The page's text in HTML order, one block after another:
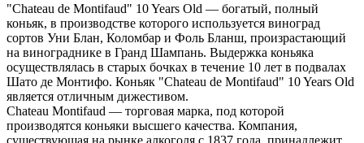
"Chateau de Montifaud" 10 Years Old — богатый, полный
коньяк, в производстве которого используется виноград
сортов Уни Блан, Коломбар и Фоль Бланш, произрастающий
на винограднике в Гранд Шампань. Выдержка коньяка
осуществлялась в старых бочках в течение 10 лет в подвалах
Шато де Монтифо. Коньяк "Chateau de Montifaud" 10 Years Old
является отличным дижестивом.
Chateau Montifaud — торговая марка, под которой
производятся коньяки высшего качества. Компания,
существующая на рынке алкоголя с 1837 года, принадлежит